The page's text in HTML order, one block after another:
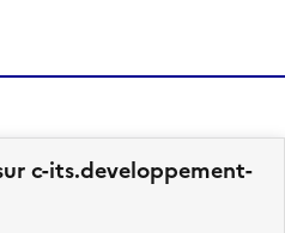
c-its.developpement-